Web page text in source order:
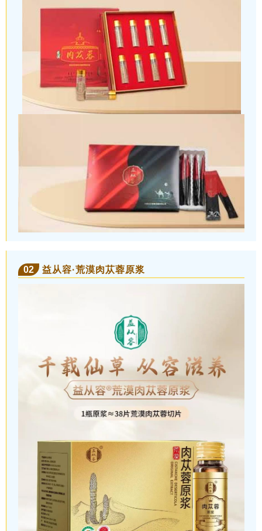
02 益从容·荒漠肉苁蓉原浆